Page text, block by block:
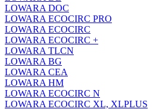
LOWARA DOC
LOWARA ECOCIRC PRO
LOWARA ECOCIRC
LOWARA ECOCIRC +
LOWARA TLCN
LOWARA BG
LOWARA CEA
LOWARA HM
LOWARA ECOCIRC N
LOWARA ECOCIRC XL, XLPLUS